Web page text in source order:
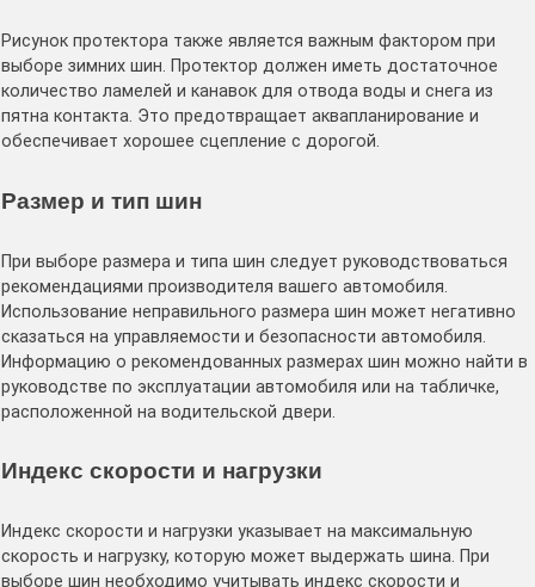
Рисунок протектора также является важным фактором при
выборе зимних шин. Протектор должен иметь достаточное
количество ламелей и канавок для отвода воды и снега из
пятна контакта. Это предотвращает аквапланирование и
обеспечивает хорошее сцепление с дорогой.
Размер и тип шин
При выборе размера и типа шин следует руководствоваться
рекомендациями производителя вашего автомобиля.
Использование неправильного размера шин может негативно
сказаться на управляемости и безопасности автомобиля.
Информацию о рекомендованных размерах шин можно найти в
руководстве по эксплуатации автомобиля или на табличке,
расположенной на водительской двери.
Индекс скорости и нагрузки
Индекс скорости и нагрузки указывает на максимальную
скорость и нагрузку, которую может выдержать шина. При
выборе шин необходимо учитывать индекс скорости и